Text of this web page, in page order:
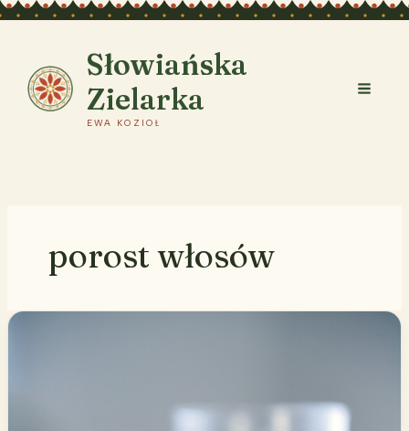
Przejdź
Słowiańska
Zielarka
EWA KOZIOŁ
porost włosów